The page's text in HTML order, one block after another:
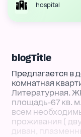
hospital
blogTitle
Предлагается в
комнатная
Литературная.
площадь-67 кв.
всем
проживания (
диван,